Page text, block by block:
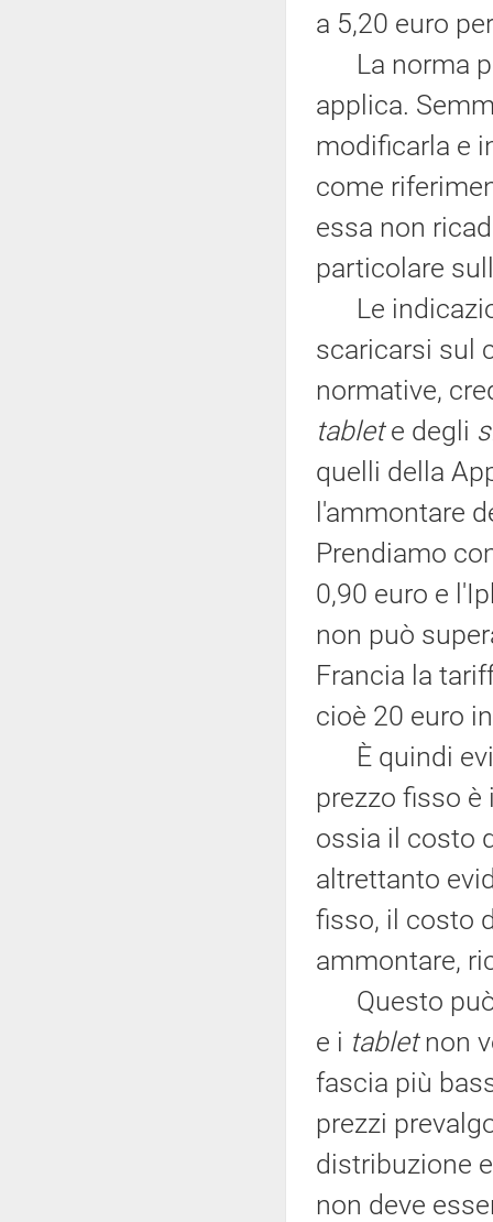
a 5,20 euro
La norma
applica.
modificarla e
come
essa non
particolare
Le
scaricarsi sul
normative,
tablete degli
quelli della
l'ammontare
Prendiamo
0,90 euro e
non può
Francia la
cioè 20 euro
È quindi
prezzo fisso
ossia il costo
altrettanto
fisso, il costo
ammontare,
Questo può
e i tabletnon
fascia più
prezzi
distribuzione
non deve